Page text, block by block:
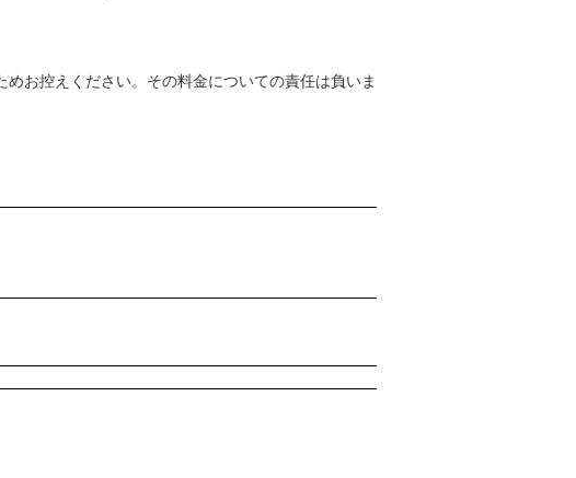
お控えください。その料金についての責任は負いま